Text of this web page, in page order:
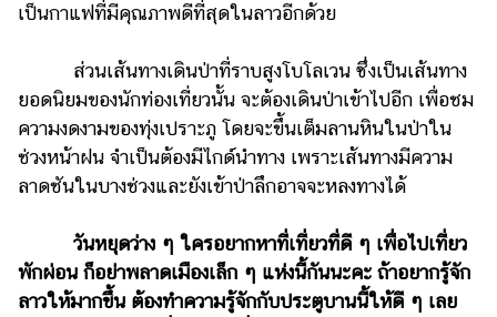
เป็นกาแฟที่มีคุณภาพดีที่สุดในลาวอีกด้วย
ส่วนเส้นทางเดินป่าที่ราบสูงโบโลเวน ซึ่งเป็นเส้นทาง
ยอดนิยมของนักท่องเที่ยวนั้น จะต้องเดินป่าเข้าไปอีก เพื่อชม
ความงดงามของทุ่งเปราะภู โดยจะขึ้นเต็มลานหินในป่าใน
ช่วงหน้าฝน จำเป็นต้องมีไกด์นำทาง เพราะเส้นทางมีความ
ลาดชันในบางช่วงและยังเข้าป่าลึกอาจจะหลงทางได้
วันหยุดว่าง ๆ ใครอยากหาที่เที่ยวที่ดี ๆ เพื่อไปเที่ยว
พักผ่อน ก็อย่าพลาดเมืองเล็ก ๆ แห่งนี้กันนะคะ ถ้าอยากรู้จัก
ลาวให้มากขึ้น ต้องทำความรู้จักกับประตูบานนี้ให้ดี ๆ เลย